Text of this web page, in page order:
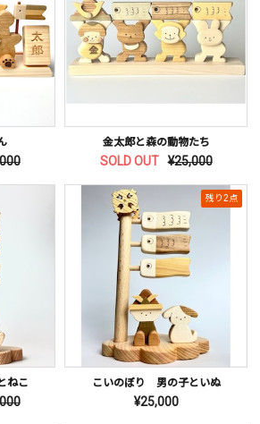
金太郎と森の動物たち
SOLD OUT ¥25,000
ねこ
残り2点
こいのぼり 男の子といぬ
¥25,000